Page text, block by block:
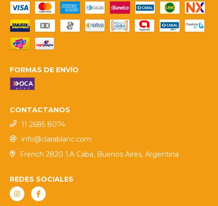
FORMAS DE ENVÍO
CONTACTANOS
11 2685 8074
info@clarablanc.com
French 2820 1.A Caba, Buenos Aires, Argentina
REDES SOCIALES